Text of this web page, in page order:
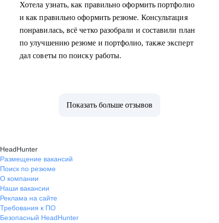
Хотела узнать, как правильно оформить портфолио
и как правильно оформить резюме. Консультация
понравилась, всё четко разобрали и составили план
по улучшению резюме и портфолио, также эксперт
дал советы по поиску работы.
Показать больше отзывов
HeadHunter
Размещение вакансий
Поиск по резюме
О компании
Наши вакансии
Реклама на сайте
Требования к ПО
Безопасный HeadHunter